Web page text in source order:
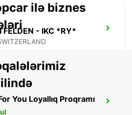
- IKC *RY*
ilə biznes
You Loyallıq Proqramı